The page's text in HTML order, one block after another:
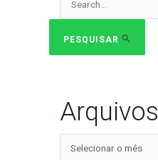
Pesquisar
PESQUISAR
Arquivos